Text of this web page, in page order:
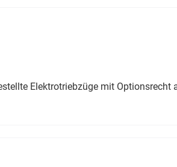
Elektrotriebzüge mit Optionsrecht